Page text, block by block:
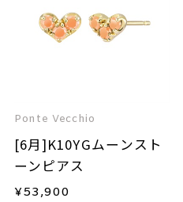
Ponte Vecchio
[6月]K10YGムーンスト
ーンピアス
¥53,900